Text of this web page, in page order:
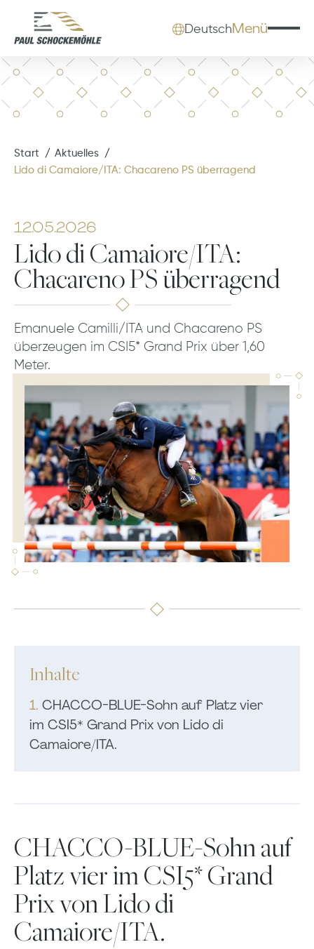
DeutschMenü
Start
Aktuelles
Lido di Camaiore/ITA: Chacareno PS überragend
12.05.2026
Lido di Camaiore/ITA:
Chacareno PS überragend
Emanuele Camilli/ITA und Chacareno PS
überzeugen im CSI5* Grand Prix über 1,60
Meter.
Inhalte
1. CHACCO-BLUE-Sohn auf Platz vier
im CSI5* Grand Prix von Lido di
Camaiore/ITA.
CHACCO-BLUE-Sohn auf
Platz vier im CSI5* Grand
Prix von Lido di
Camaiore/ITA.